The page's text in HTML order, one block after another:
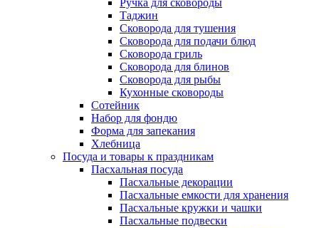
Ручка для сковороды
Таджин
Сковорода для тушения
Сковорода для подачи блюд
Сковорода гриль
Сковорода для блинов
Сковорода для рыбы
Кухонные сковороды
Сотейник
Набор для фондю
Форма для запекания
Хлебница
Посуда и товары к праздникам
Пасхальная посуда
Пасхальные декорации
Пасхальные емкости для хранения
Пасхальные кружки и чашки
Пасхальные подвески